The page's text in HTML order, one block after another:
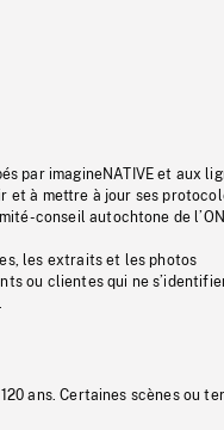
par imagineNATIVE et aux
et à mettre à jour ses
conseil autochtone de
les extraits et les photos
ou clientes qui ne
ans. Certaines scènes ou